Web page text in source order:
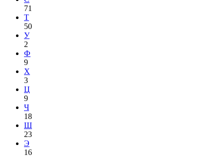
71
Т
50
У
2
Ф
9
Х
3
Ц
9
Ч
18
Ш
23
Э
16